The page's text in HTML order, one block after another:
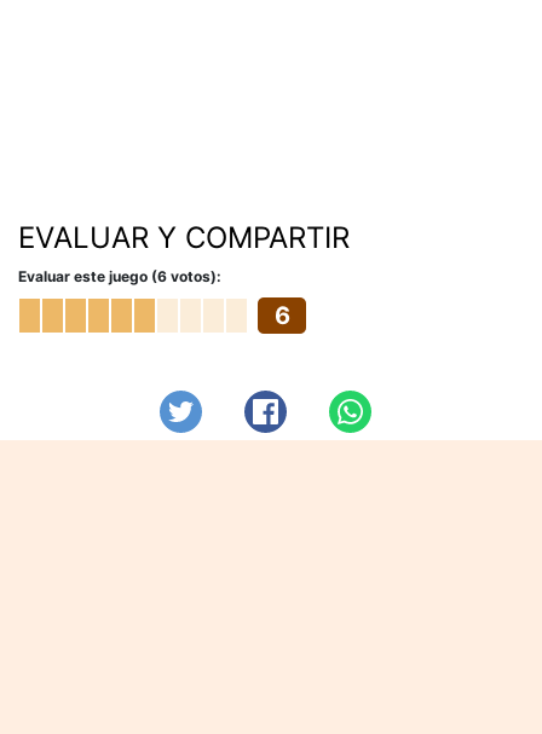
EVALUAR Y COMPARTIR
Evaluar este juego (6 votos):
6